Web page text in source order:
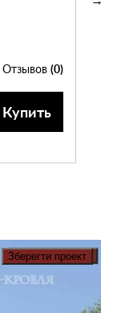
Отзывов (0)
Купить
Зберегти проект